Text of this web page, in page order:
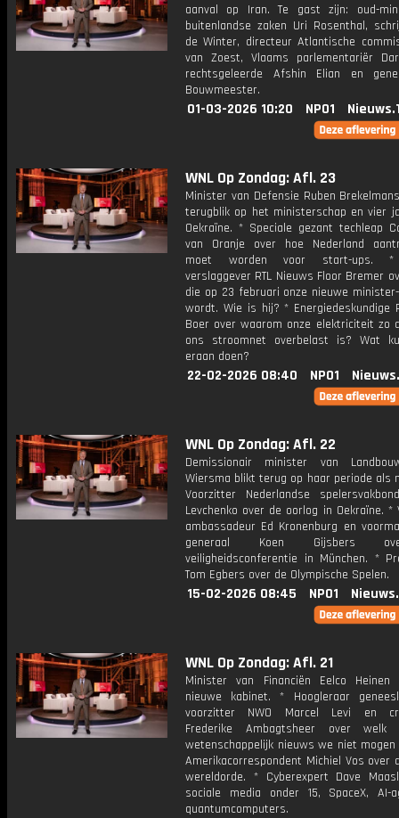
aanval op Iran. Te gast zijn: oud-
buitenlandse zaken Uri Rosenthal,
de Winter, directeur Atlantische
van Zoest, Vlaams parlementariër
rechtsgeleerde Afshin Elian en
Bouwmeester.
01-03-2026 10:20 NPO1
WNL Op Zondag: Afl. 23
Minister van Defensie Ruben
terugblik op het ministerschap en vier
Oekraïne. * Speciale gezant techleap
van Oranje over hoe Nederland
moet worden voor start-ups. *
verslaggever RTL Nieuws Floor Bremer
die op 23 februari onze nieuwe
wordt. Wie is hij? * Energiedeskundige
Boer over waarom onze elektriciteit zo
ons stroomnet overbelast is? Wat
eraan doen?
22-02-2026 08:40 NPO1
WNL Op Zondag: Afl. 22
Demissionair minister van
Wiersma blikt terug op haar periode als
Voorzitter Nederlandse
Levchenko over de oorlog in Oekraïne. *
ambassadeur Ed Kronenburg en
generaal Koen Gijsbers
veiligheidsconferentie in München. *
Tom Egbers over de Olympische Spelen.
15-02-2026 08:45 NPO1
WNL Op Zondag: Afl. 21
Minister van Financiën Eelco
nieuwe kabinet. * Hoogleraar
voorzitter NWO Marcel Levi en
Frederike Ambagtsheer over welk
wetenschappelijk nieuws we niet
Amerikacorrespondent Michiel Vos over
wereldorde. * Cyberexpert Dave
sociale media onder 15, SpaceX, AI-
quantumcomputers.